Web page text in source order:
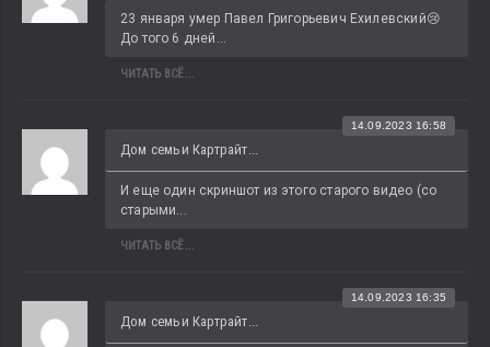
23 января умер Павел Григорьевич Ехилевский😢
До того 6 дней...
ЧИТАТЬ ВСЁ...
Дом семьи Картрайт...
14.09.2023 16:58
И еще один скриншот из этого старого видео (со
старыми...
ЧИТАТЬ ВСЁ...
Дом семьи Картрайт...
14.09.2023 16:35